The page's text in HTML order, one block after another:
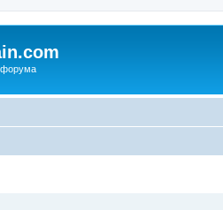
форума